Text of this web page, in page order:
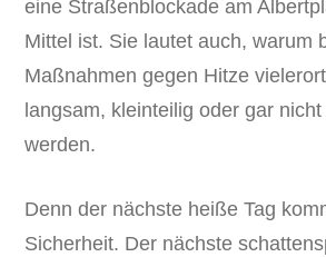
eine Straßenblockade am
Mittel ist. Sie lautet auch, warum
Maßnahmen gegen Hitze
langsam, kleinteilig oder gar
werden.
Denn der nächste heiße Tag
Sicherheit. Der nächste